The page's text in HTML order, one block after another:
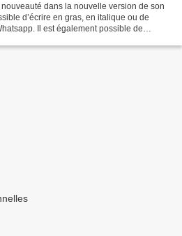
dans la nouvelle version de son
d’écrire en gras, en italique ou de
Il est également possible de